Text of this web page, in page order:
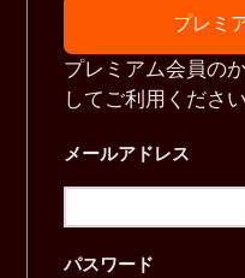
プレミ
プレミアム会員の
してご利用ください
メールアドレス
パスワード